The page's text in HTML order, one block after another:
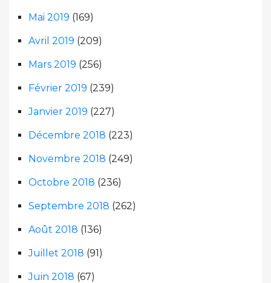
Mai 2019 (169)
Avril 2019 (209)
Mars 2019 (256)
Février 2019 (239)
Janvier 2019 (227)
Décembre 2018 (223)
Novembre 2018 (249)
Octobre 2018 (236)
Septembre 2018 (262)
Août 2018 (136)
Juillet 2018 (91)
Juin 2018 (67)